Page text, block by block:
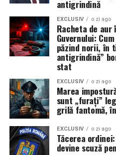
strâmtoare blocată sub ochii
345.000 de marinari este,
Până când această problemă
rezolvată, supremația
concept teoretic, în timp ce
stau blocate, așteptând o
antigrindină
EXCLUSIV o zi ago
Racheta de
Guvernului:
păzind norii, în
antigrindină”
stat
EXCLUSIV o zi ago
Marea
sunt „furați”
grilă fantomă,
EXCLUSIV o zi ago
Tăcerea
devine scuză